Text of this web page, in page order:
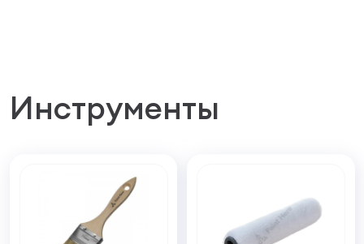
Инструменты